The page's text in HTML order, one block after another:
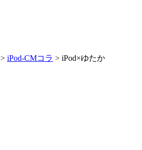
> iPod-CMコラ > iPod×ゆたか